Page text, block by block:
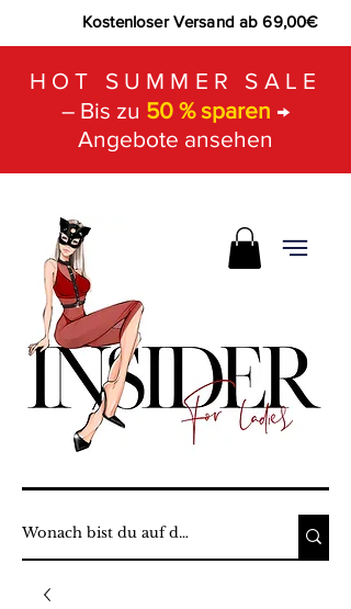
Kostenloser Versand ab 69,00€
HOT SUMMER SALE
– Bis zu 50 % sparen →
Angebote ansehen